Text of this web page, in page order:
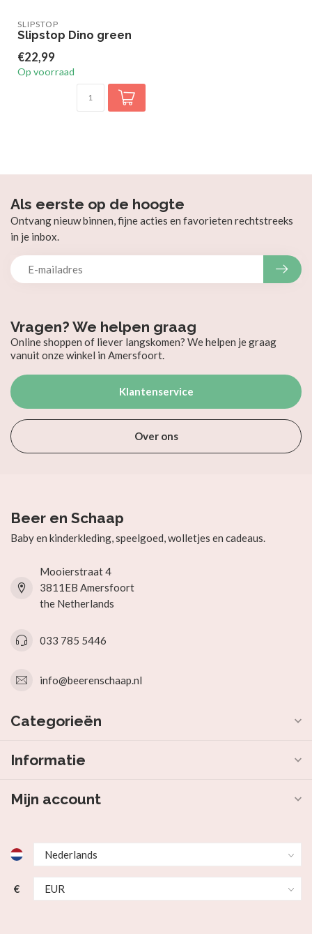
SLIPSTOP
Slipstop Dino green
€22,99
Op voorraad
Vragen? We helpen graag
Online shoppen of liever langskomen? We helpen je graag
vanuit onze winkel in Amersfoort.
Klantenservice
Over ons
Als eerste op de hoogte
Ontvang nieuw binnen, fijne acties en favorieten rechtstreeks
in je inbox.
Beer en Schaap
Baby en kinderkleding, speelgoed, wolletjes en cadeaus.
Mooierstraat 4
3811EB Amersfoort
the Netherlands
033 785 5446
info@beerenschaap.nl
Categorieën
Informatie
Mijn account
€